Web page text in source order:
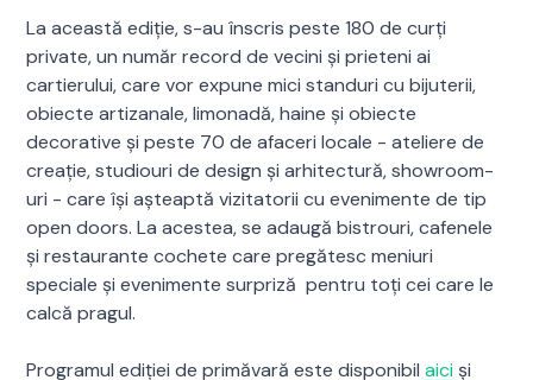
La această ediție, s-au înscris peste 180 de curți
private, un număr record de vecini și prieteni ai
cartierului, care vor expune mici standuri cu bijuterii,
obiecte artizanale, limonadă, haine și obiecte
decorative și peste 70 de afaceri locale - ateliere de
creație, studiouri de design și arhitectură, showroom-
uri - care își așteaptă vizitatorii cu evenimente de tip
open doors. La acestea, se adaugă bistrouri, cafenele
și restaurante cochete care pregătesc meniuri
speciale și evenimente surpriză pentru toți cei care le
calcă pragul.
Programul ediției de primăvară este disponibilaiciși